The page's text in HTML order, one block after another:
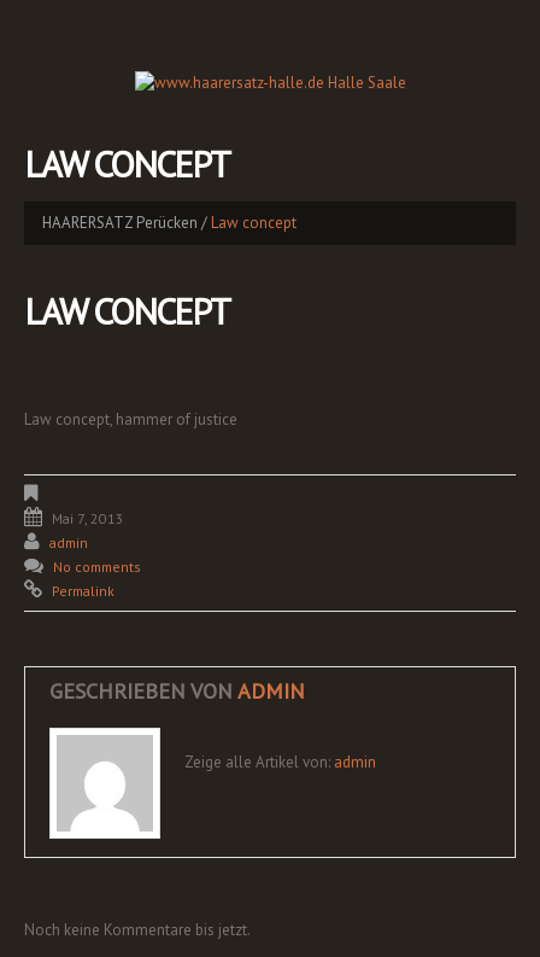
LAW CONCEPT
HAARERSATZ Perücken Law concept
LAW CONCEPT
Law concept, hammer of justice
Mai 7, 2013
admin
No comments
Permalink
GESCHRIEBEN VON ADMIN
Zeige alle Artikel von: admin
Noch keine Kommentare bis jetzt.